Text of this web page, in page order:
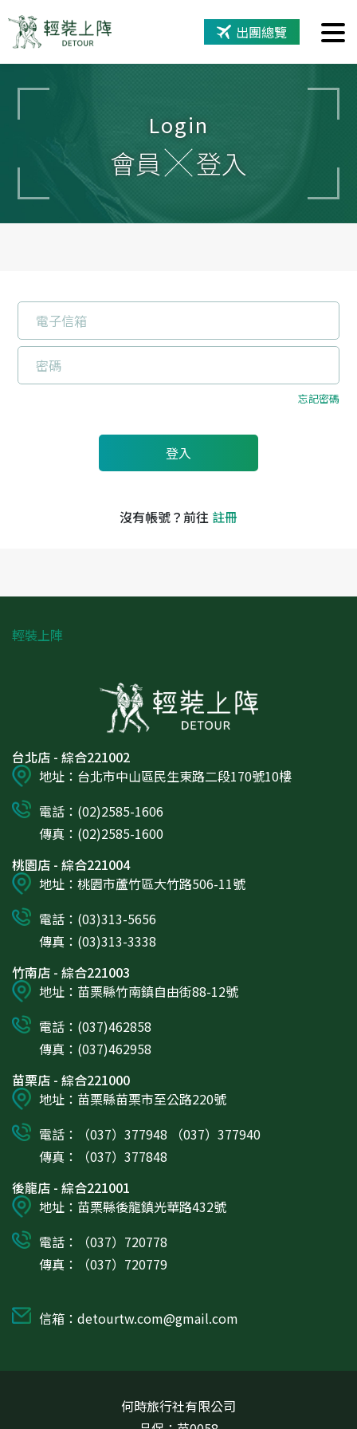
出團總覽
Login
會員 登入
忘記密碼
沒有帳號？前往 註冊
台北店 - 綜合221002
地址：台北市中山區民生東路二段170號10樓
電話：(02)2585-1606
傳真：(02)2585-1600
桃園店 - 綜合221004
地址：桃園市蘆竹區大竹路506-11號
電話：(03)313-5656
傳真：(03)313-3338
竹南店 - 綜合221003
地址：苗栗縣竹南鎮自由街88-12號
電話：(037)462858
傳真：(037)462958
苗栗店 - 綜合221000
地址：苗栗縣苗栗市至公路220號
電話：（037）377948 （037）377940
傳真：（037）377848
後龍店 - 綜合221001
地址：苗栗縣後龍鎮光華路432號
電話：（037）720778
傳真：（037）720779
信箱：detourtw.com@gmail.com
輕裝上陣
何時旅行社有限公司